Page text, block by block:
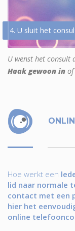
4. U sluit het
U wenst het consult
Haak gewoon in of
Hoe werkt een
lid naar normale
contact met een
hier het
online